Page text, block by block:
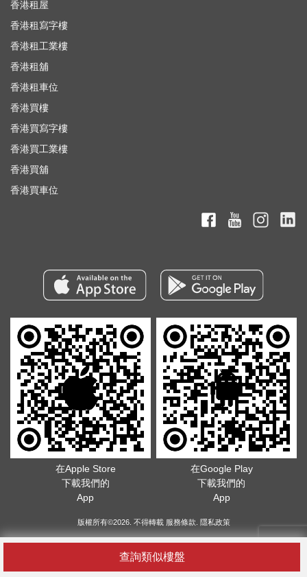
查詢類似樓盤
香港租屋
香港租寫字樓
香港租工業樓
香港租舖
香港租車位
香港買樓
香港買寫字樓
香港買工業樓
香港買舖
香港買車位
在Apple Store
下載我們的
App
在Google Play
下載我們的
App
版權所有©2026. 不得轉載 服務條款 隱私政策